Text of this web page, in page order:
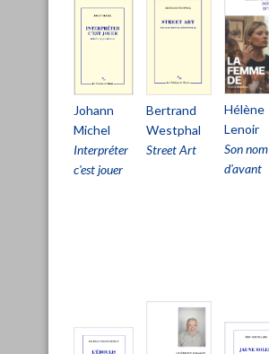
Johann
Michel
Interpréter
c'est jouer
Bertrand
Westphal
Street Art
Hélène
Lenoir
Son nom
d'avant